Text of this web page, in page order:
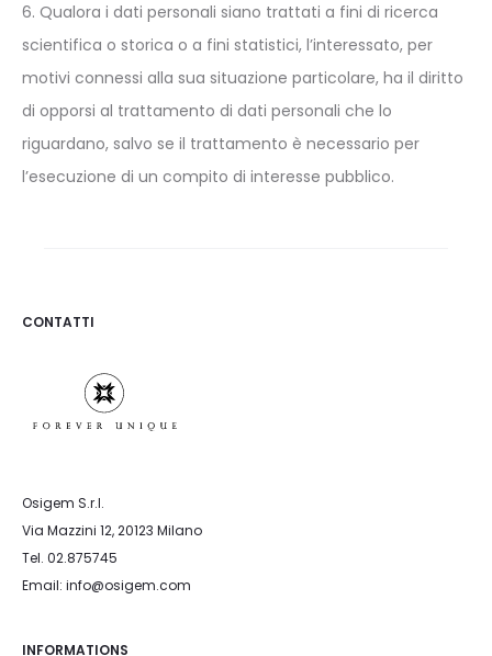
6. Qualora i dati personali siano trattati a fini di ricerca
scientifica o storica o a fini statistici, l’interessato, per
motivi connessi alla sua situazione particolare, ha il diritto
di opporsi al trattamento di dati personali che lo
riguardano, salvo se il trattamento è necessario per
l’esecuzione di un compito di interesse pubblico.
CONTATTI
Osigem S.r.l.
Via Mazzini 12, 20123 Milano
Tel. 02.875745
Email: info@osigem.com
INFORMATIONS